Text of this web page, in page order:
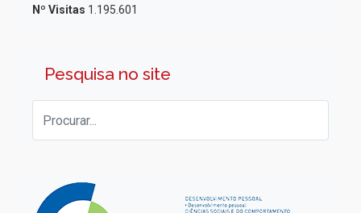
Nº Visitas 1.195.601
Pesquisa no site